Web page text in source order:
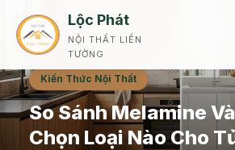
Lộc Phát
NỘI THẤT LIỀN
TƯỜNG
Kiến Thức Nội Thất
So Sánh Melamine
Chọn Loại Nào Cho